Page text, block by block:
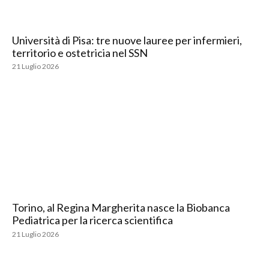
Università di Pisa: tre nuove lauree per infermieri,
territorio e ostetricia nel SSN
21 Luglio 2026
Torino, al Regina Margherita nasce la Biobanca
Pediatrica per la ricerca scientifica
21 Luglio 2026